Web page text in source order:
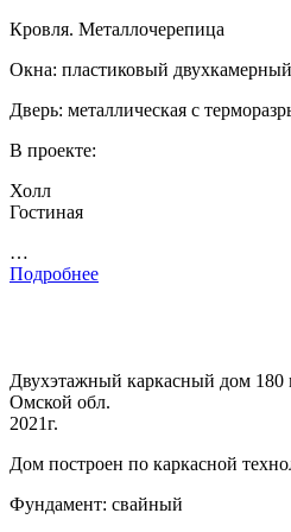
Кровля. Металлочерепица
Окна: пластиковый двухкамерный
Дверь: металлическая с
В проекте:
Холл
Гостиная
…
Подробнее
Двухэтажный каркасный дом 180
Омской обл.
2021г.
Дом построен по каркасной
Фундамент: свайный